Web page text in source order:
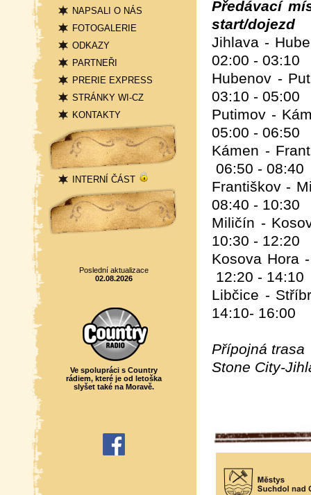
NAPSALI O NÁS
FOTOGALERIE
ODKAZY
PARTNEŘI
PRERIE EXPRESS
STRÁNKY WI-CZ
KONTAKTY
Přihlášení
INTERNÍ ČÁST
Statistika
Poslední aktualizace
02.08.2026
Ve spolupráci s Country
rádiem, které je od letoška
slyšet také na Moravě.
start/dojezd
Jihlava -
02:00 - 03:10
Hubenov -
03:10 - 05:00
Putimov -
05:00 - 06:50
Kámen -
06:50 - 08:40
08:40 - 10:30
Miličín -
10:30 - 12:20
Kosova
12:20 - 14:10
Libčice -
14:10- 16:00
Přípojná trasa
Stone City-